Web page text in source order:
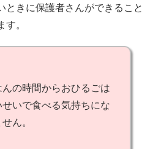
ときに保護者さんができること
。
の時間からおひるごは
いで食べる気持ちにな
ん。